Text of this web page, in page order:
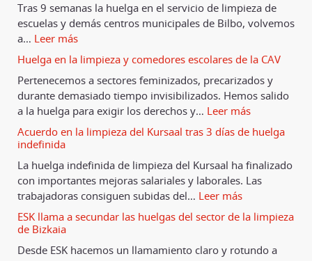
Tras 9 semanas la huelga en el servicio de limpieza de
escuelas y demás centros municipales de Bilbo, volvemos
a… Leer más
Huelga en la limpieza y comedores escolares de la CAV
Pertenecemos a sectores feminizados, precarizados y
durante demasiado tiempo invisibilizados. Hemos salido
a la huelga para exigir los derechos y… Leer más
Acuerdo en la limpieza del Kursaal tras 3 días de huelga
indefinida
La huelga indefinida de limpieza del Kursaal ha finalizado
con importantes mejoras salariales y laborales. Las
trabajadoras consiguen subidas del… Leer más
ESK llama a secundar las huelgas del sector de la limpieza
de Bizkaia
Desde ESK hacemos un llamamiento claro y rotundo a